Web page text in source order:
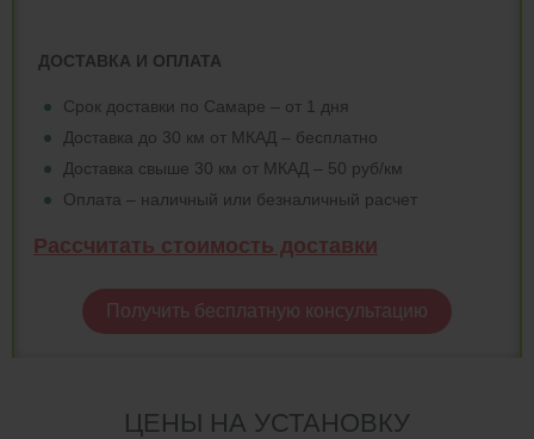
ДОСТАВКА И ОПЛАТА
Срок доставки по Самаре – от 1 дня
Доставка до 30 км от МКАД – бесплатно
Доставка свыше 30 км от МКАД – 50 руб/км
Оплата – наличный или безналичный расчет
Рассчитать стоимость доставки
Получить бесплатную консультацию
ЦЕНЫ НА УСТАНОВКУ